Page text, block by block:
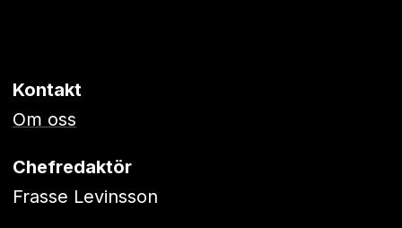
Kontakt
Om oss
Chefredaktör
Frasse Levinsson